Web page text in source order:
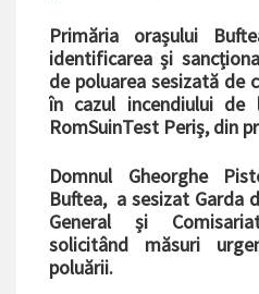
Primăria orașului
identificarea și
de poluarea sesizată de
în cazul incendiului
RomSuinTest Periș, din
Domnul Gheorghe
Buftea, a sesizat Garda
General și
solicitând măsuri
poluării.